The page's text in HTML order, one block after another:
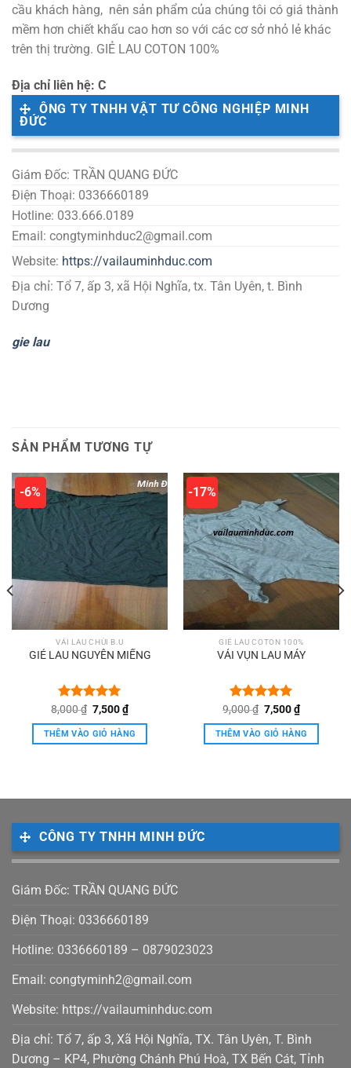
cầu khách hàng, nên sản phẩm của chúng tôi có giá thành
mềm hơn chiết khấu cao hơn so với các cơ sở nhỏ lẻ khác
trên thị trường. GIẺ LAU COTON 100%
Địa chỉ liên hệ: C
ÔNG TY TNHH VẬT TƯ CÔNG NGHIỆP MINH
ĐỨC
Giám Đốc: TRẦN QUANG ĐỨC
Điện Thoại: 0336660189
Hotline: 033.666.0189
Email: congtyminhduc2@gmail.com
Website: https://vailauminhduc.com
Địa chỉ: Tổ 7, ấp 3, xã Hội Nghĩa, tx. Tân Uyên, t. Bình
Dương
gie lau
SẢN PHẨM TƯƠNG TỰ
-6%
VẢI LAU CHÙI B.U
GIẺ LAU NGUYÊN MIẾNG
Được xếp
hạng5.00
5 sao
8,000₫ Giá
gốc
là:
8,000 ₫.
7,500₫Giá
hiện
tại
là:
THÊM VÀO GIỎ HÀNG
-17%
GIẺ LAU COTON 100%
VẢI VỤN LAU MÁY
Được xếp
hạng5.00
5 sao
9,000₫ Giá
gốc
là:
9,000 ₫.
7,500₫Giá
hiện
tại
là:
THÊM VÀO GIỎ HÀNG
CÔNG TY TNHH MINH ĐỨC
Giám Đốc: TRẦN QUANG ĐỨC
Điện Thoại: 0336660189
Hotline: 0336660189 – 0879023023
Email: congtyminh2@gmail.com
Website: https://vailauminhduc.com
Địa chỉ: Tổ 7, ấp 3, Xã Hội Nghĩa, TX. Tân Uyên, T. Bình
Dương – KP4, Phường Chánh Phú Hoà, TX Bến Cát, Tỉnh